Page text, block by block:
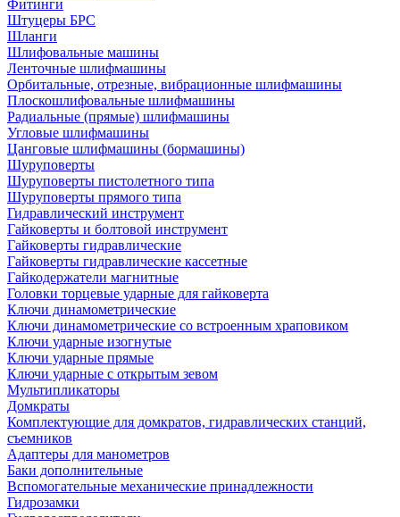
Фитинги
Штуцеры БРС
Шланги
Шлифовальные машины
Ленточные шлифмашины
Орбитальные, отрезные, вибрационные шлифмашины
Плоскошлифовальные шлифмашины
Радиальные (прямые) шлифмашины
Угловые шлифмашины
Цанговые шлифмашины (бормашины)
Шуруповерты
Шуруповерты пистолетного типа
Шуруповерты прямого типа
Гидравлический инструмент
Гайковерты и болтовой инструмент
Гайковерты гидравлические
Гайковерты гидравлические кассетные
Гайкодержатели магнитные
Головки торцевые ударные для гайковерта
Ключи динамометрические
Ключи динамометрические со встроенным храповиком
Ключи ударные изогнутые
Ключи ударные прямые
Ключи ударные с открытым зевом
Мультипликаторы
Домкраты
Комплектующие для домкратов, гидравлических станций,
съемников
Адаптеры для манометров
Баки дополнительные
Вспомогательные механические принадлежности
Гидрозамки